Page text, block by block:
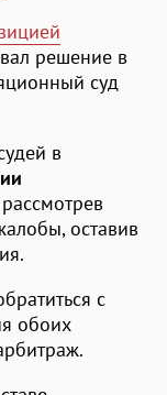
решение в
суд
в
рассмотрев
оставив
с
обоих